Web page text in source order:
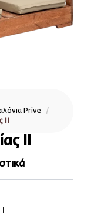
Prive
ΙΙ